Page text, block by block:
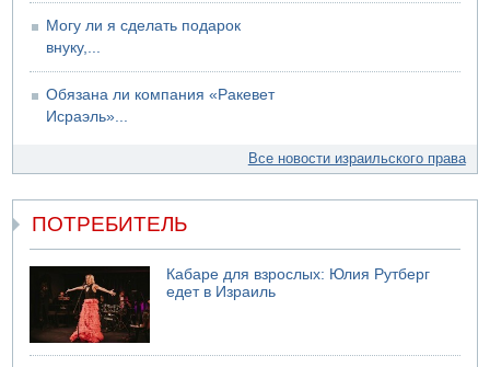
Могу ли я сделать подарок
внуку,...
Обязана ли компания «Ракевет
Исраэль»...
Все новости израильского права
ПОТРЕБИТЕЛЬ
Кабаре для взрослых: Юлия Рутберг
едет в Израиль